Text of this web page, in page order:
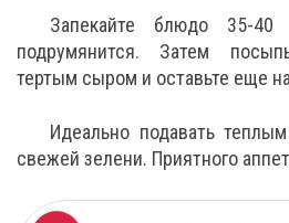
Запекайте блюдо 35-
подрумянится. Затем
тертым сыром и оставьте еще
Идеально подавать
свежей зелени. Приятного